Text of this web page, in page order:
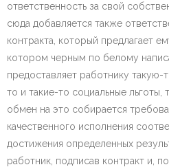
ответственность за свой
сюда добавляется также
контракта, который предлагает
котором черным по белому
предоставляет работнику такую-
то и такие-то социальные
обмен на это собирается
качественного исполнения
достижения определенных
работник, подписав контракт и,